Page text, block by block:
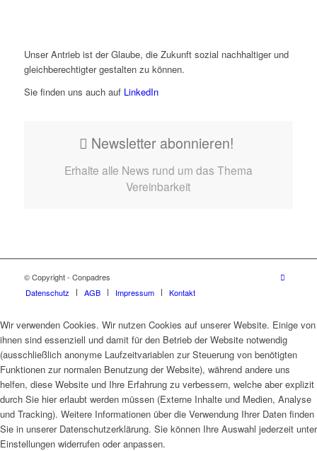
Unser Antrieb ist der Glaube, die Zukunft sozial nachhaltiger und
gleichberechtigter gestalten zu können.
Sie finden uns auch aufLinkedIn
Newsletter abonnieren!
Erhalte alle News rund um das Thema
Vereinbarkeit
© Copyright - Conpadres
Datenschutz
AGB Impressum Kontakt
Wir verwenden Cookies. Wir nutzen Cookies auf unserer Website. Einige von
ihnen sind essenziell und damit für den Betrieb der Website notwendig
(ausschließlich anonyme Laufzeitvariablen zur Steuerung von benötigten
Funktionen zur normalen Benutzung der Website), während andere uns
helfen, diese Website und Ihre Erfahrung zu verbessern, welche aber explizit
durch Sie hier erlaubt werden müssen (Externe Inhalte und Medien, Analyse
und Tracking). Weitere Informationen über die Verwendung Ihrer Daten finden
Sie in unserer Datenschutzerklärung. Sie können Ihre Auswahl jederzeit unter
Einstellungen widerrufen oder anpassen.